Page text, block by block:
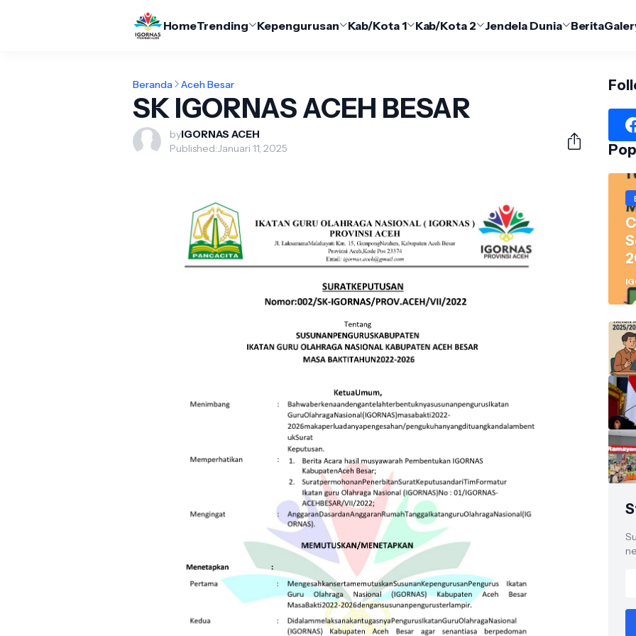
HomeTrending Kepengurusan Kab/Kota 1 Kab/Kota 2 Jendela Dunia Berita
Beranda Aceh Besar
SK IGORNAS ACEH BESAR
byIGORNAS ACEH
Published:Januari 11, 2025